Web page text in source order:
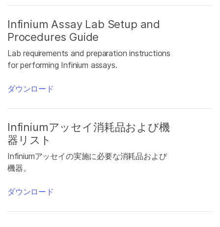
Infinium Assay Lab Setup and
Procedures Guide
Lab requirements and preparation instructions
for performing Infinium assays.
ダウンロード
Infiniumアッセイ消耗品および機
器リスト
Infiniumアッセイの実施に必要な消耗品および
機器。
ダウンロード